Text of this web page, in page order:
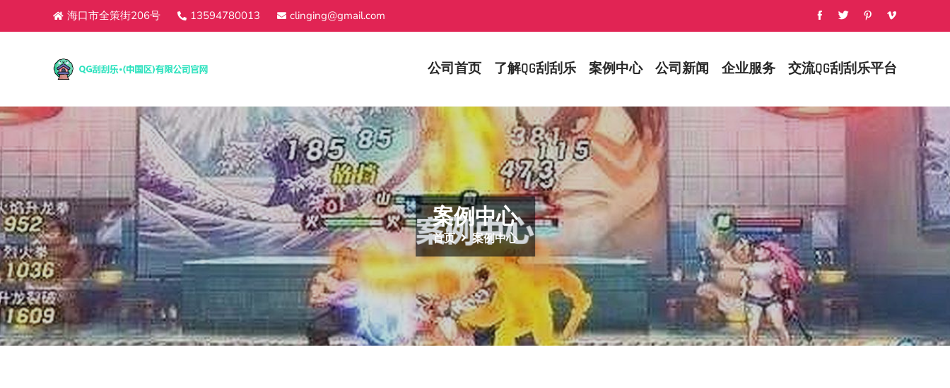
海口市全策街206号 13594780013 clinging@gmail.com
公司首页 了解QG刮刮乐 案例中心 公司新闻 企业服务 交流QG刮刮乐平台
案例中心
首页 案例中心